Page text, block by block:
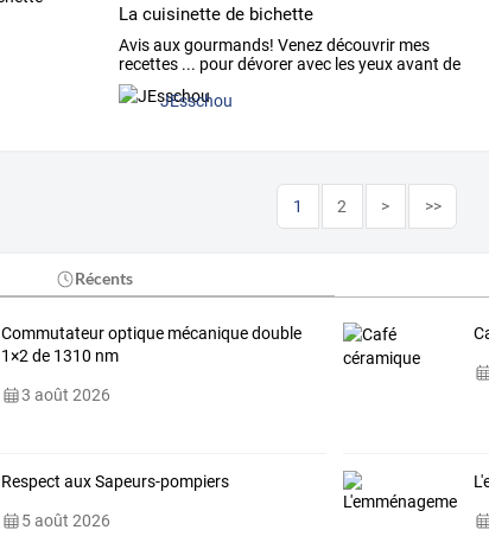
La cuisinette de bichette
Avis aux gourmands! Venez découvrir mes
recettes ... pour dévorer avec les yeux avant de
déguster!
JEsschou
1 2 > >>
Récents
Commutateur optique mécanique double
1×2 de 1310 nm
3 août 2026
Respect aux Sapeurs-pompiers
5 août 2026